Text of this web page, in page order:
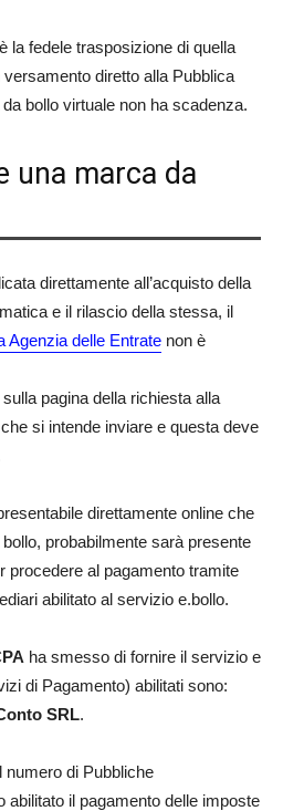
la fedele trasposizione di quella
diretto alla Pubblica
bollo virtuale non ha scadenza.
una marca da
direttamente all’acquisto della
e il rilascio della stessa, il
Agenzia delle Entrate non è
pagina della richiesta alla
si intende inviare e questa deve
direttamente online che
probabilmente sarà presente
procedere al pagamento tramite
abilitato al servizio e.bollo.
ha smesso di fornire il servizio e
di Pagamento) abilitati sono:
SRL.
numero di Pubbliche
abilitato il pagamento delle imposte